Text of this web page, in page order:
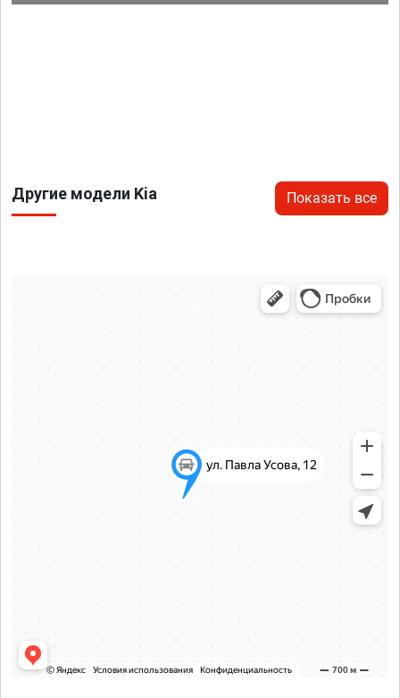
Другие модели Kia Показать все